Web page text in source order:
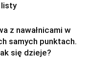
listy
z nawałnicami w
samych punktach.
się dzieje?